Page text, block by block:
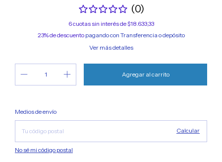
(0)
6cuotas sin interés de$18.633,33
23% de descuentopagando con Transferencia o depósito
Ver más detalles
Entregas para el CP:
Medios de envío
Calcular
No sé mi código postal